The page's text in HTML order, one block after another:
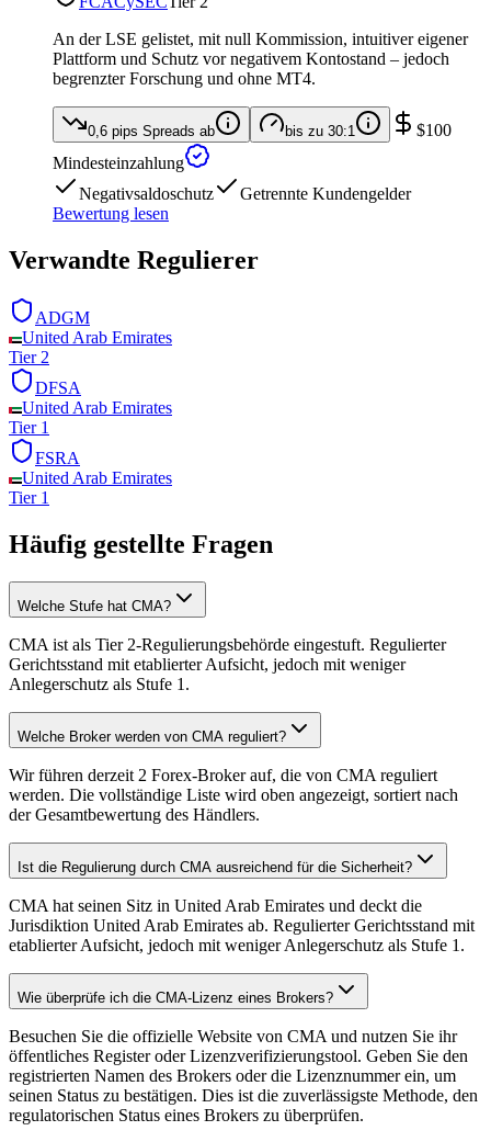
An der LSE gelistet, mit null Kommission, intuitiver eigener
Plattform und Schutz vor negativem Kontostand – jedoch
begrenzter Forschung und ohne MT4.
0,6 pips Spreads ab bis zu 30:1
$100
Mindesteinzahlung
Negativsaldoschutz
Getrennte Kundengelder
Bewertung lesen
Verwandte Regulierer
ADGM
United Arab Emirates
Tier 2
DFSA
United Arab Emirates
Tier 1
FSRA
United Arab Emirates
Tier 1
Häufig gestellte Fragen
Welche Stufe hat CMA?
CMA ist als Tier 2-Regulierungsbehörde eingestuft. Regulierter
Gerichtsstand mit etablierter Aufsicht, jedoch mit weniger
Anlegerschutz als Stufe 1.
Welche Broker werden von CMA reguliert?
Wir führen derzeit 2 Forex-Broker auf, die von CMA reguliert
werden. Die vollständige Liste wird oben angezeigt, sortiert nach
der Gesamtbewertung des Händlers.
Ist die Regulierung durch CMA ausreichend für die Sicherheit?
CMA hat seinen Sitz in United Arab Emirates und deckt die
Jurisdiktion United Arab Emirates ab. Regulierter Gerichtsstand mit
etablierter Aufsicht, jedoch mit weniger Anlegerschutz als Stufe 1.
Wie überprüfe ich die CMA-Lizenz eines Brokers?
Besuchen Sie die offizielle Website von CMA und nutzen Sie ihr
öffentliches Register oder Lizenzverifizierungstool. Geben Sie den
registrierten Namen des Brokers oder die Lizenznummer ein, um
seinen Status zu bestätigen. Dies ist die zuverlässigste Methode, den
regulatorischen Status eines Brokers zu überprüfen.